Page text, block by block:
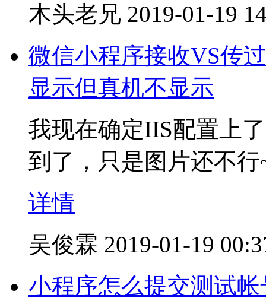
木头老兄 2019-01-19
微信小程序接收VS传
显示但真机不显示
我现在确定IIS配置上
到了，只是图片还不行
详情
吴俊霖 2019-01-19
小程序怎么提交测试帐